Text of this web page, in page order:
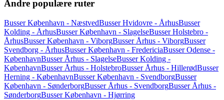
Andre populære ruter
Busser København - NæstvedBusser Hvidovre - ÅrhusBusser
Kolding - ÅrhusBusser København - SlagelseBusser Holstebro -
ÅrhusBusser København - ViborgBusser Århus - ViborgBusser
Svendborg - ÅrhusBusser København - FredericiaBusser Odense -
KøbenhavnBusser Århus - SlagelseBusser Kolding -
KøbenhavnBusser Århus - HolstebroBusser Århus - HillerødBusser
Herning - KøbenhavnBusser København - SvendborgBusser
København - SønderborgBusser Århus - SvendborgBusser Århus -
SønderborgBusser København - Hjørring